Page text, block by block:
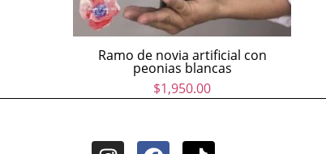
Ramo de novia artificial con
peonias blancas
$1,950.00